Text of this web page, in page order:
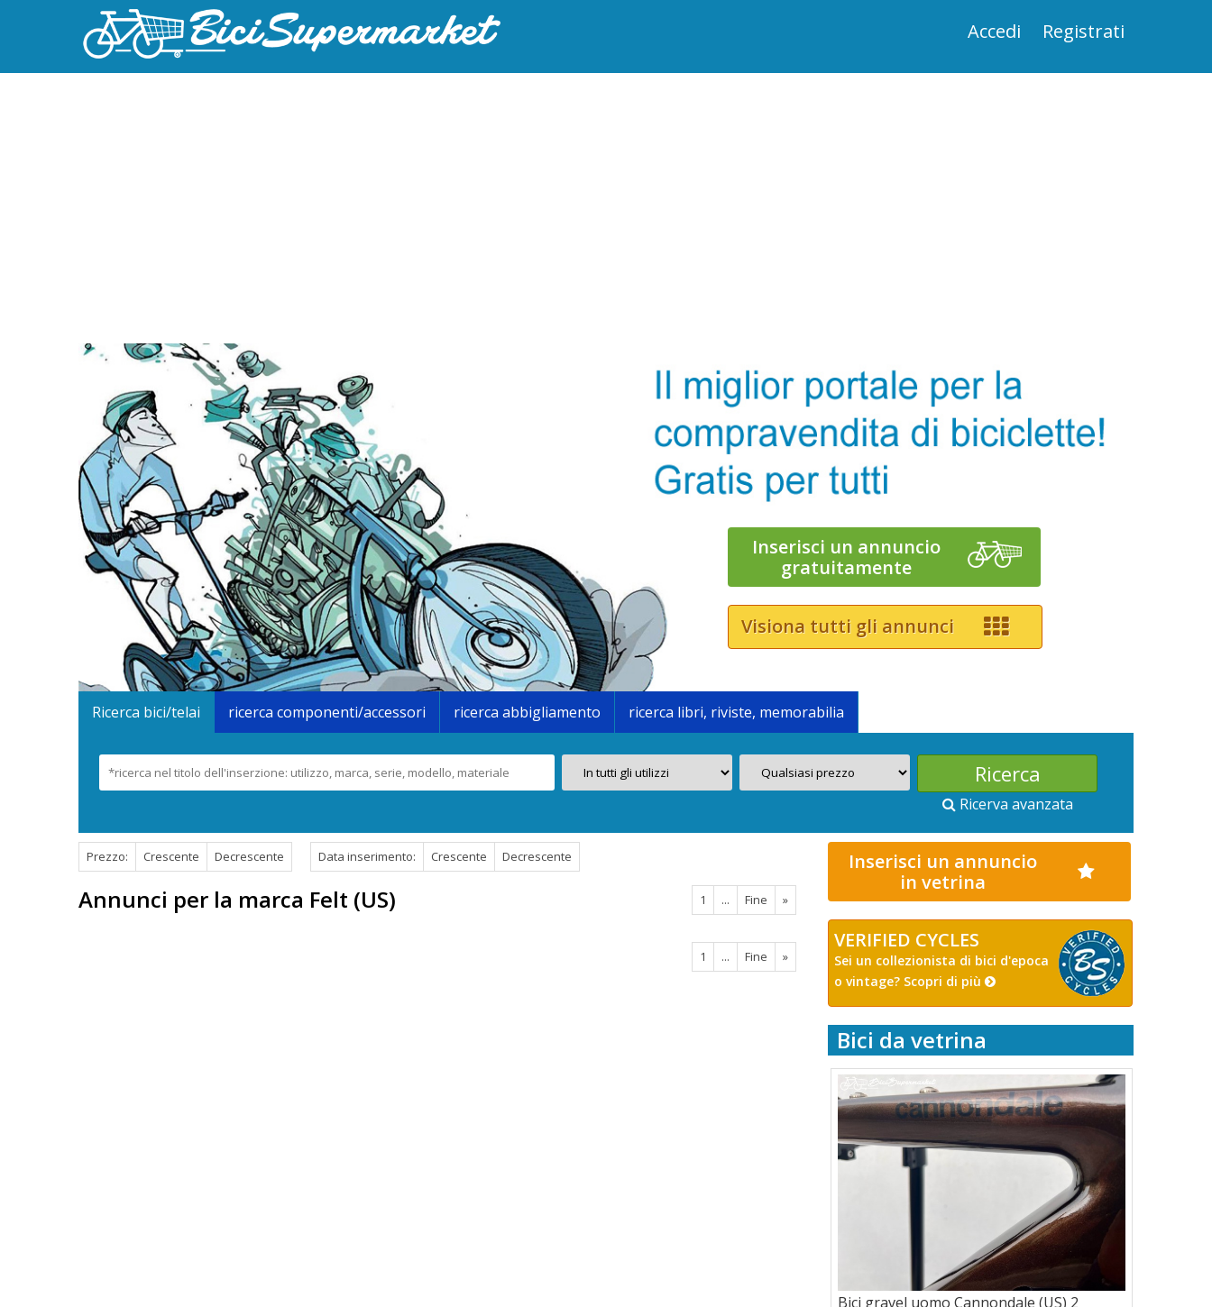
Accedi Registrati
Inserisci un annuncio
gratuitamente
Visiona tutti gli annunci
Ricerca bici/telai ricerca componenti/accessori ricerca abbigliamento ricerca libri, riviste, memorabilia
Ricerva avanzata
Prezzo: Crescente Decrescente Data inserimento: Crescente Decrescente
Annunci per la marca Felt (US) 1 ... Fine »
1 ... Fine »
Inserisci un annuncio
in vetrina
VERIFIED CYCLES
Sei un collezionista di bici d'epoca
o vintage? Scopri di più
Bici da vetrina
Bici gravel uomo Cannondale (US) 2